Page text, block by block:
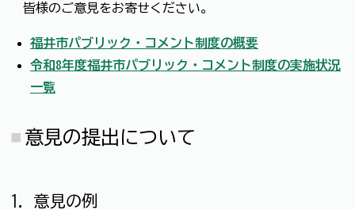
皆様のご意見をお寄せください。
福井市パブリック・コメント制度の概要
令和8年度福井市パブリック・コメント制度の実施状況
一覧
意見の提出について
1．意見の例